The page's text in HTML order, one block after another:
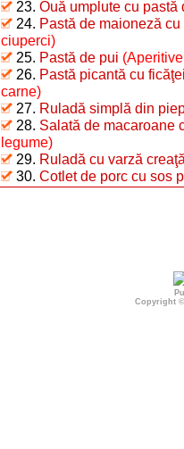
23. Ouă umplute cu pastă
24. Pastă de maioneză
ciuperci)
25. Pastă de pui
26. Pastă picantă cu
carne)
27. Ruladă simplă din
28. Salată de macaroane
legume)
29. Ruladă cu varză
30. Cotlet de porc cu sos
Copyright